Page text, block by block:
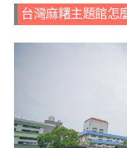
台灣麻糬主題館怎